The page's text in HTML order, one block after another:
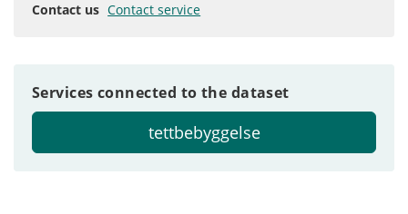
Contact us Contact service
Services connected to the dataset
tettbebyggelse